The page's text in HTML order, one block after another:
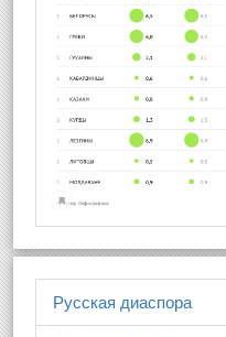
Русская диаспора